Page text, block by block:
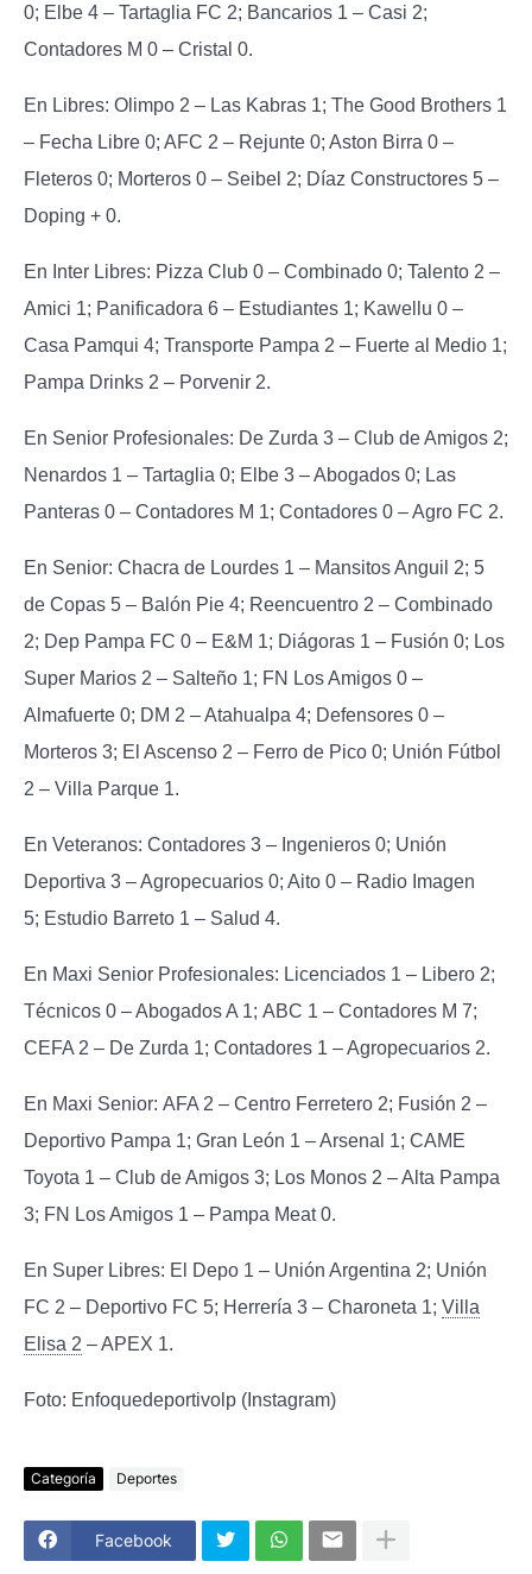
0; Elbe 4 – Tartaglia FC 2; Bancarios 1 – Casi 2;
Contadores M 0 – Cristal 0.
En Libres: Olimpo 2 – Las Kabras 1; The Good Brothers 1
– Fecha Libre 0; AFC 2 – Rejunte 0; Aston Birra 0 –
Fleteros 0; Morteros 0 – Seibel 2; Díaz Constructores 5 –
Doping + 0.
En Inter Libres: Pizza Club 0 – Combinado 0; Talento 2 –
Amici 1; Panificadora 6 – Estudiantes 1; Kawellu 0 –
Casa Pamqui 4; Transporte Pampa 2 – Fuerte al Medio 1;
Pampa Drinks 2 – Porvenir 2.
En Senior Profesionales: De Zurda 3 – Club de Amigos 2;
Nenardos 1 – Tartaglia 0; Elbe 3 – Abogados 0; Las
Panteras 0 – Contadores M 1; Contadores 0 – Agro FC 2.
En Senior: Chacra de Lourdes 1 – Mansitos Anguil 2; 5
de Copas 5 – Balón Pie 4; Reencuentro 2 – Combinado
2; Dep Pampa FC 0 – E&M 1; Diágoras 1 – Fusión 0; Los
Super Marios 2 – Salteño 1; FN Los Amigos 0 –
Almafuerte 0; DM 2 – Atahualpa 4; Defensores 0 –
Morteros 3; El Ascenso 2 – Ferro de Pico 0; Unión Fútbol
2 – Villa Parque 1.
En Veteranos: Contadores 3 – Ingenieros 0; Unión
Deportiva 3 – Agropecuarios 0; Aito 0 – Radio Imagen
5; Estudio Barreto 1 – Salud 4.
En Maxi Senior Profesionales: Licenciados 1 – Libero 2;
Técnicos 0 – Abogados A 1; ABC 1 – Contadores M 7;
CEFA 2 – De Zurda 1; Contadores 1 – Agropecuarios 2.
En Maxi Senior: AFA 2 – Centro Ferretero 2; Fusión 2 –
Deportivo Pampa 1; Gran León 1 – Arsenal 1; CAME
Toyota 1 – Club de Amigos 3; Los Monos 2 – Alta Pampa
3; FN Los Amigos 1 – Pampa Meat 0.
En Super Libres: El Depo 1 – Unión Argentina 2; Unión
FC 2 – Deportivo FC 5; Herrería 3 – Charoneta 1; Villa
Elisa 2 – APEX 1.
Foto: Enfoquedeportivolp (Instagram)
Categoría Deportes
Facebook